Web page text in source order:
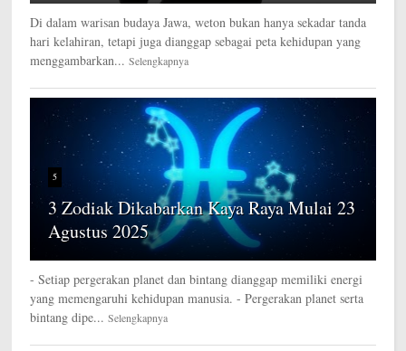
Di dalam warisan budaya Jawa, weton bukan hanya sekadar tanda
hari kelahiran, tetapi juga dianggap sebagai peta kehidupan yang
menggambarkan... Selengkapnya
5
3 Zodiak Dikabarkan Kaya Raya Mulai 23
Agustus 2025
- Setiap pergerakan planet dan bintang dianggap memiliki energi
yang memengaruhi kehidupan manusia. - Pergerakan planet serta
bintang dipe... Selengkapnya